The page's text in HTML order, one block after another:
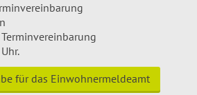
für das Einwohnermeldeamt